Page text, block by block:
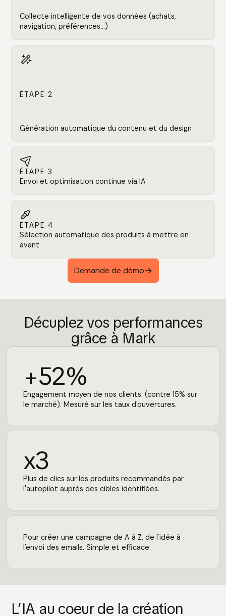
Collecte intelligente de vos données (achats,
navigation, préférences...)

ÉTAPE 2
Génération automatique du contenu et du design

ÉTAPE 3
Envoi et optimisation continue via IA

ÉTAPE 4
Sélection automatique des produits à mettre en
avant
Demande de démo
Décuplez vos performances
grâce à Mark
+52%
Engagement moyen de nos clients. (contre 15% sur
le marché). Mesuré sur les taux d'ouvertures.
x3
Plus de clics sur les produits recommandés par
l'autopilot auprès des cibles identifiées.
Pour créer une campagne de A à Z, de l'idée à
l'envoi des emails. Simple et efficace.
L’IA au coeur de la création